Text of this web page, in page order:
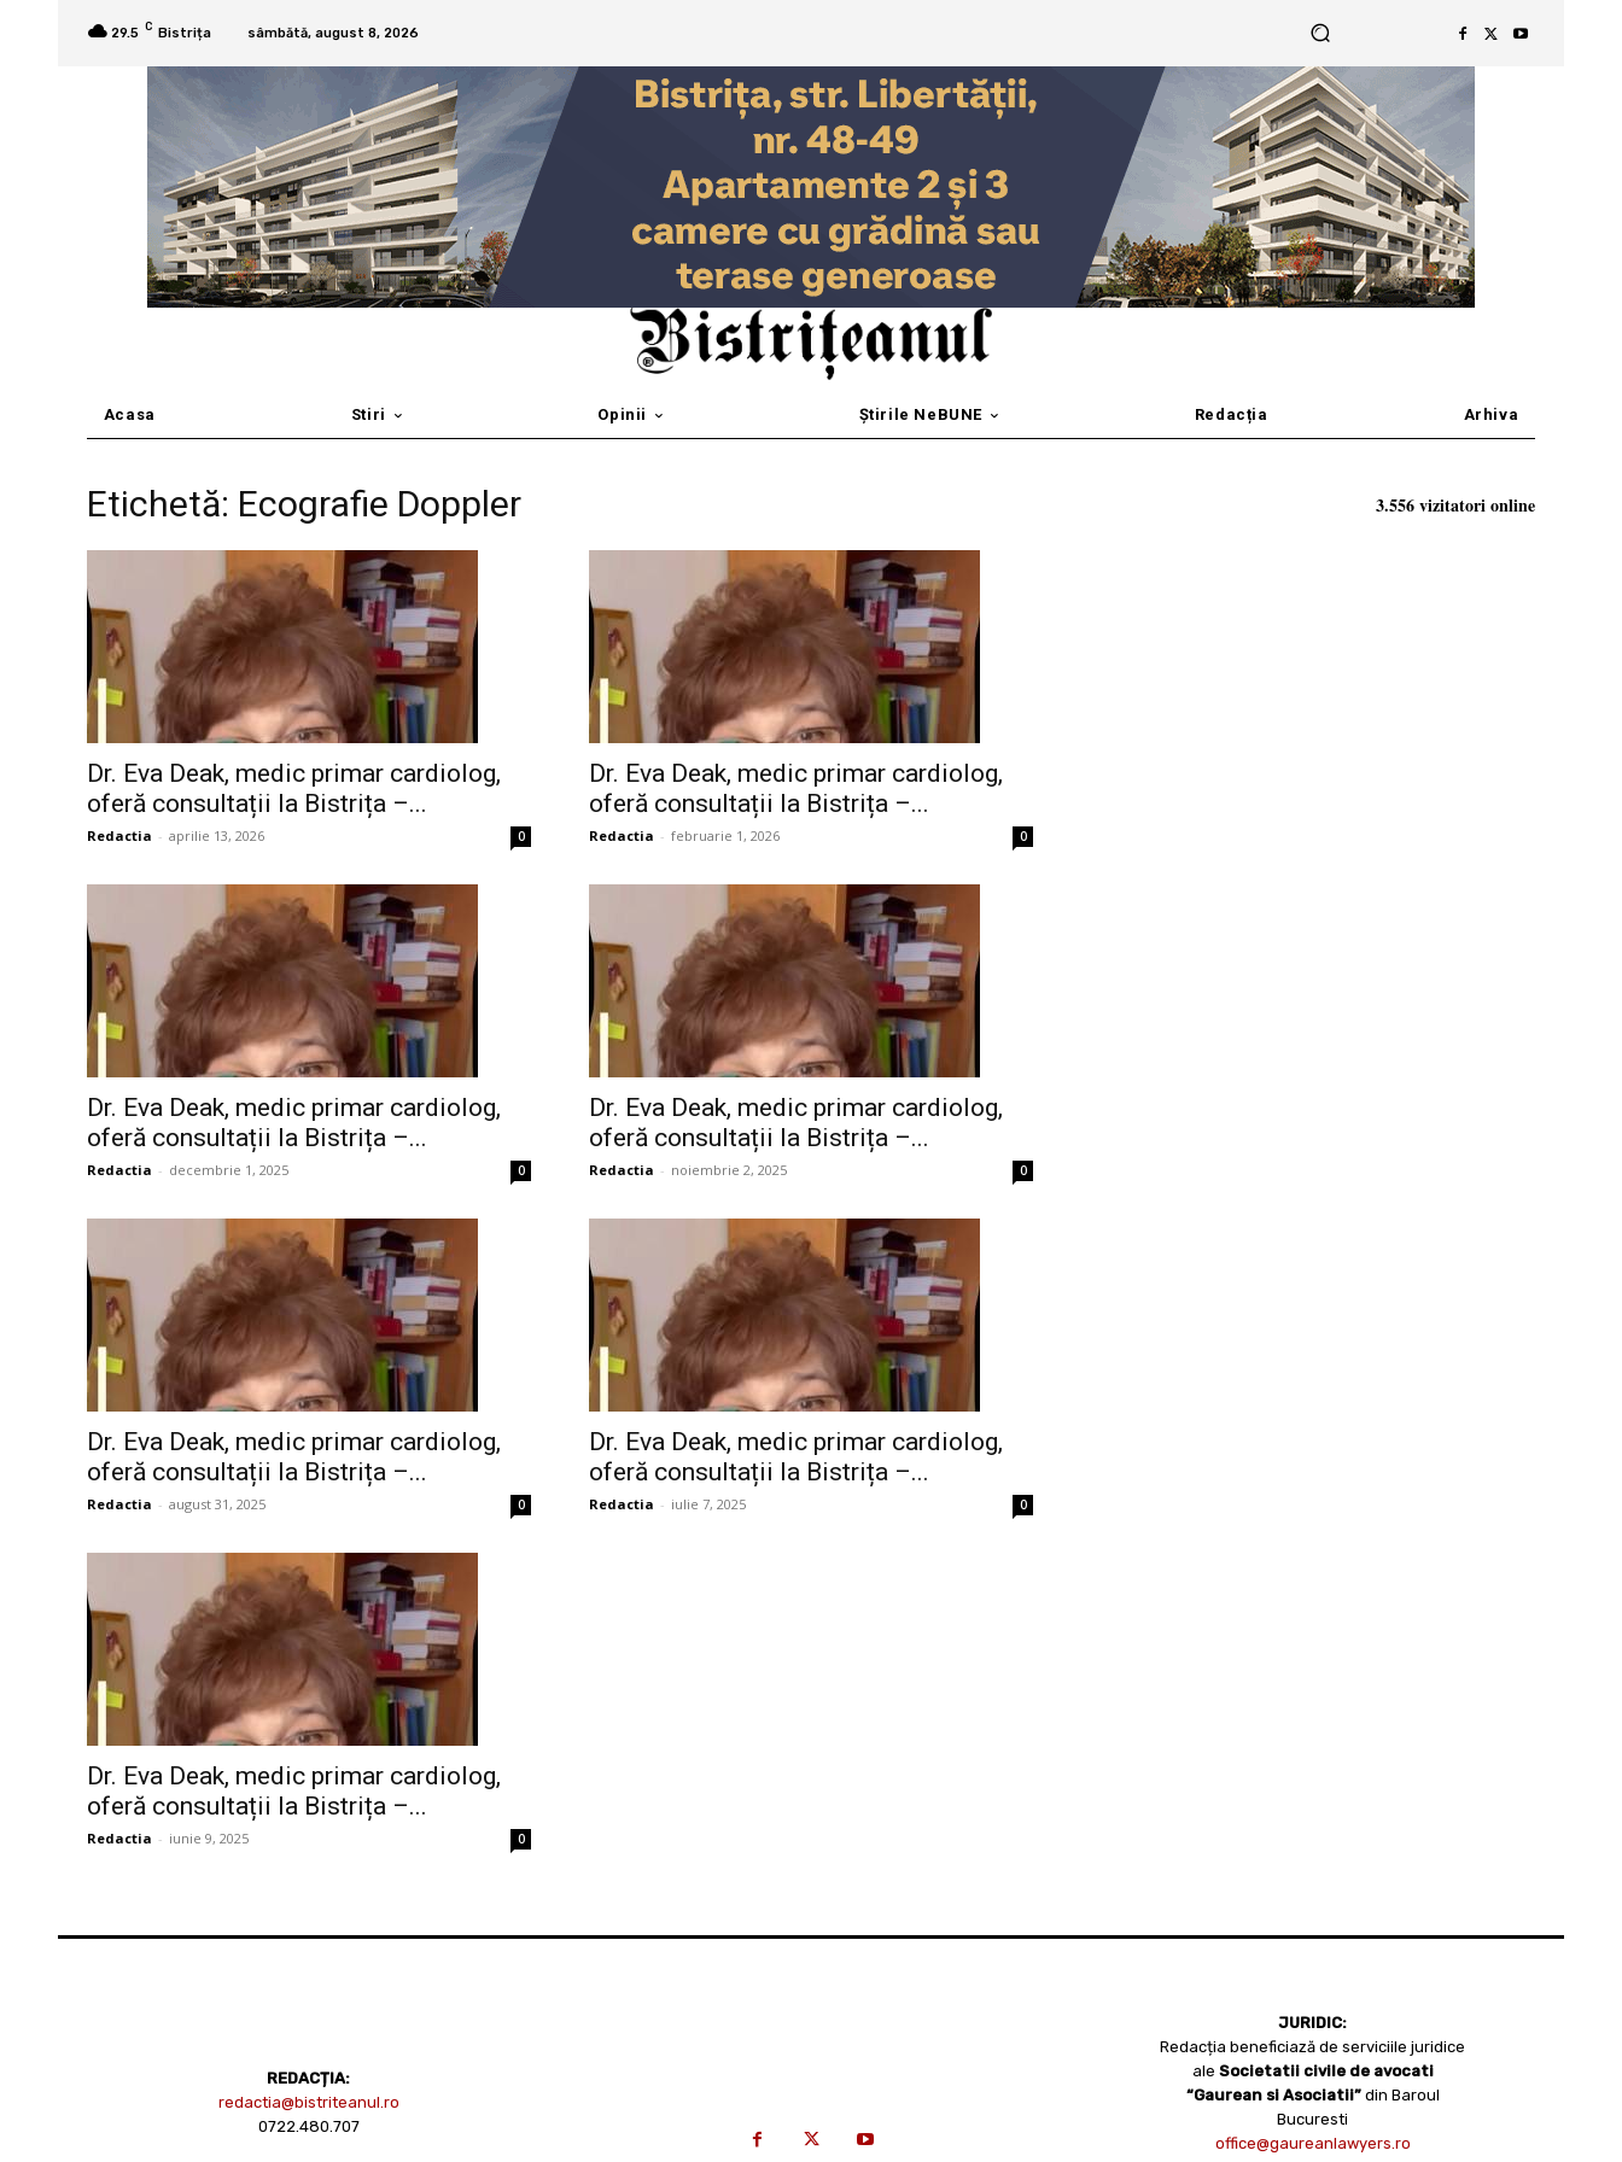
29.5 C Bistrița sâmbătă, august 8, 2026
Acasa Stiri Opinii Știrile NeBUNE Redacția Arhiva
Etichetă: Ecografie Doppler
Dr. Eva Deak, medic primar cardiolog,
oferă consultații la Bistrița –...
Redactia - aprilie 13, 2026 0
Dr. Eva Deak, medic primar cardiolog,
oferă consultații la Bistrița –...
Redactia - februarie 1, 2026 0
Dr. Eva Deak, medic primar cardiolog,
oferă consultații la Bistrița –...
Redactia - decembrie 1, 2025 0
Dr. Eva Deak, medic primar cardiolog,
oferă consultații la Bistrița –...
Redactia - noiembrie 2, 2025 0
Dr. Eva Deak, medic primar cardiolog,
oferă consultații la Bistrița –...
Redactia - august 31, 2025 0
Dr. Eva Deak, medic primar cardiolog,
oferă consultații la Bistrița –...
Redactia - iulie 7, 2025 0
Dr. Eva Deak, medic primar cardiolog,
oferă consultații la Bistrița –...
Redactia - iunie 9, 2025 0
3.556 vizitatori online
REDACȚIA:
redactia@bistriteanul.ro
0722.480.707
JURIDIC:
Redacția beneficiază de serviciile juridice
ale Societatii civile de avocati
“Gaurean si Asociatii” din Baroul
Bucuresti
office@gaureanlawyers.ro